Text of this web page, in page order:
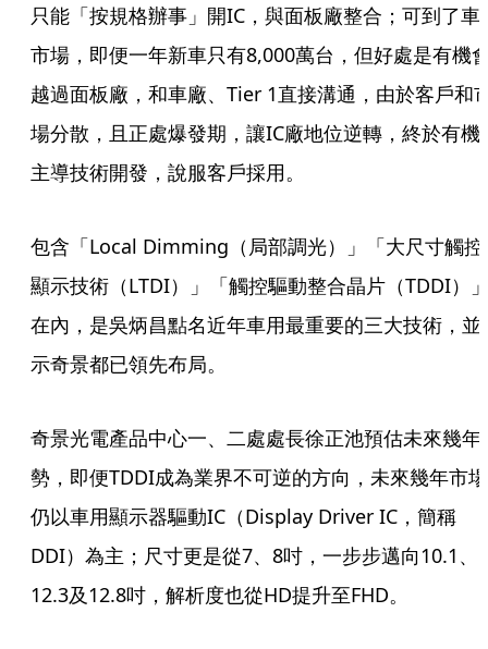
只能「按規格辦事」開IC，與面板廠整合；可到了車
市場，即便一年新車只有8,000萬台，但好處是有機
越過面板廠，和車廠、Tier 1直接溝通，由於客戶和
場分散，且正處爆發期，讓IC廠地位逆轉，終於有機
主導技術開發，說服客戶採用。
包含「Local Dimming（局部調光）」「大尺寸觸控
顯示技術（LTDI）」「觸控驅動整合晶片（TDDI）
在內，是吳炳昌點名近年車用最重要的三大技術，並
示奇景都已領先布局。
奇景光電產品中心一、二處處長徐正池預估未來幾年
勢，即便TDDI成為業界不可逆的方向，未來幾年市場
仍以車用顯示器驅動IC（Display Driver IC，簡稱
DDI）為主；尺寸更是從7、8吋，一步步邁向10.1、
12.3及12.8吋，解析度也從HD提升至FHD。